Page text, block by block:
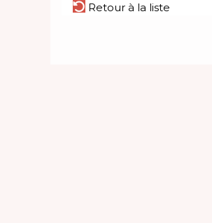
Retour à la liste